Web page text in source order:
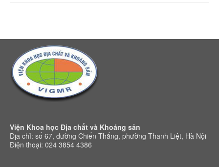
Viện Khoa học Địa chất và Khoáng sản
Địa chỉ: số 67, đường Chiến Thắng, phường Thanh Liệt, Hà Nội
Điện thoại: 024 3854 4386